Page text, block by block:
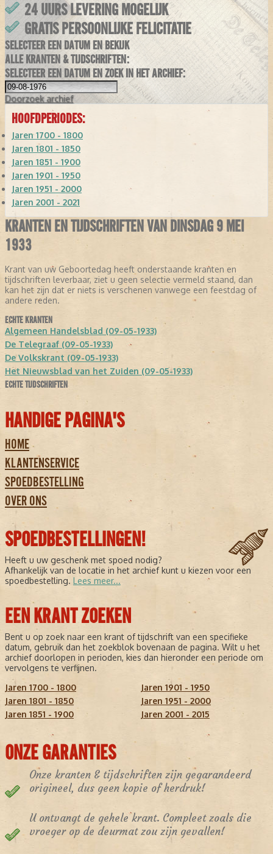
24 UURS LEVERING MOGELIJK
GRATIS PERSOONLIJKE FELICITATIE
SELECTEER EEN DATUM EN BEKIJK
ALLE KRANTEN & TIJDSCHRIFTEN:
SELECTEER EEN DATUM EN ZOEK IN HET ARCHIEF:
Doorzoek archief
HOOFDPERIODES:
Jaren 1700 - 1800
Jaren 1801 - 1850
Jaren 1851 - 1900
Jaren 1901 - 1950
Jaren 1951 - 2000
Jaren 2001 - 2021
KRANTEN EN TIJDSCHRIFTEN VAN DINSDAG 9 MEI
1933
Krant van uw Geboortedag heeft onderstaande kranten en
tijdschriften leverbaar, ziet u geen selectie vermeld staand, dan
kan het zijn dat er niets is verschenen vanwege een feestdag of
andere reden.
ECHTE KRANTEN
Algemeen Handelsblad (09-05-1933)
De Telegraaf (09-05-1933)
De Volkskrant (09-05-1933)
Het Nieuwsblad van het Zuiden (09-05-1933)
ECHTE TIJDSCHRIFTEN
HANDIGE PAGINA'S
HOME
KLANTENSERVICE
SPOEDBESTELLING
OVER ONS
SPOEDBESTELLINGEN!
Heeft u uw geschenk met spoed nodig?
Afhankelijk van de locatie in het archief kunt u kiezen voor een
spoedbestelling. Lees meer...
EEN KRANT ZOEKEN
Bent u op zoek naar een krant of tijdschrift van een specifieke
datum, gebruik dan het zoekblok bovenaan de pagina. Wilt u het
archief doorlopen in perioden, kies dan hieronder een periode om
vervolgens te verfijnen.
Jaren 1700 - 1800
Jaren 1801 - 1850
Jaren 1851 - 1900
Jaren 1901 - 1950
Jaren 1951 - 2000
Jaren 2001 - 2015
ONZE GARANTIES
Onze kranten & tijdschriften zijn gegarandeerd
origineel, dus geen kopie of herdruk!
U ontvangt de gehele krant. Compleet zoals die
vroeger op de deurmat zou zijn gevallen!